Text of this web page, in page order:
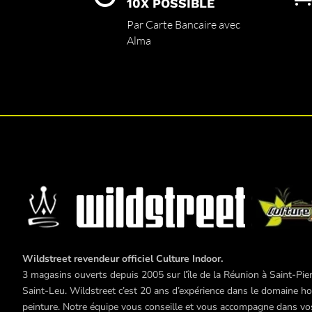
10X POSSIBLE
Par Carte Bancaire avec
Alma
Wildstreet revendeur officiel Culture Indoor.
3 magasins ouverts depuis 2005 sur l’île de la Réunion à Saint-
Saint-Leu. Wildstreet c’est 20 ans d’expérience dans le domaine
peinture. Notre équipe vous conseille et vous accompagne dans